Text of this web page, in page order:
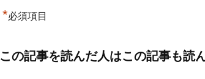
*必須項目
この記事を読んだ人はこの記事も読